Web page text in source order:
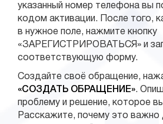
указанный номер телефона вы
кодом активации. После того,
в нужное поле, нажмите кнопку
«ЗАРЕГИСТРИРОВАТЬСЯ» и
соответствующую форму.
Создайте своё обращение,
«СОЗДАТЬ ОБРАЩЕНИЕ».
проблему и решение, которое
Расскажите, почему это важно